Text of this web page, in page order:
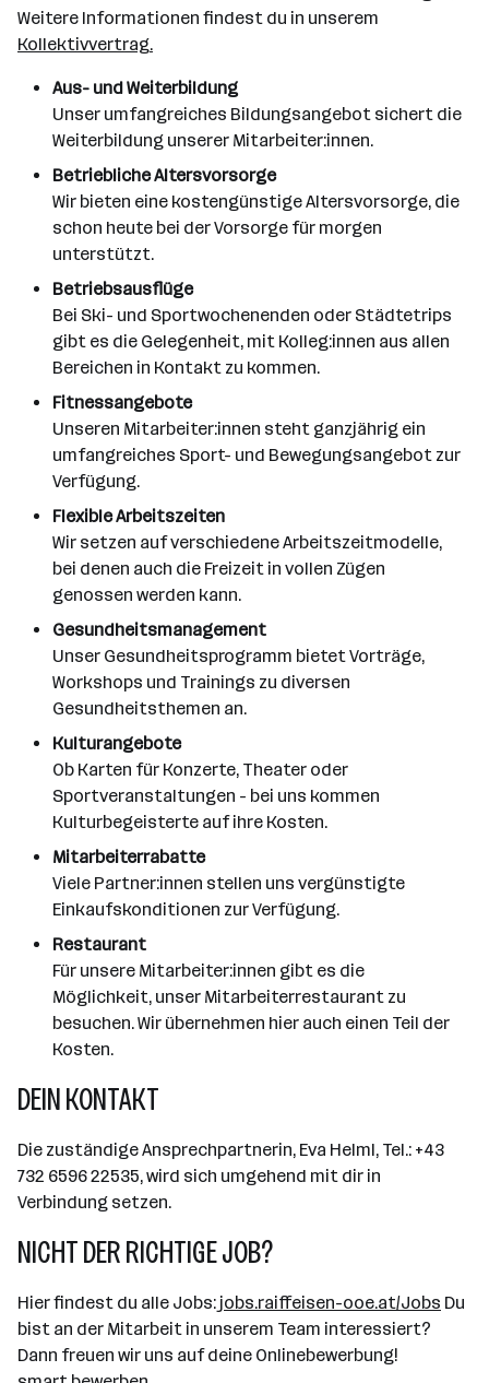
Weitere Informationen findest du in unserem
Kollektivvertrag.
Aus- und Weiterbildung
Unser umfangreiches Bildungsangebot sichert die
Weiterbildung unserer Mitarbeiter:innen.
Betriebliche Altersvorsorge
Wir bieten eine kostengünstige Altersvorsorge, die
schon heute bei der Vorsorge für morgen
unterstützt.
Betriebsausflüge
Bei Ski- und Sportwochenenden oder Städtetrips
gibt es die Gelegenheit, mit Kolleg:innen aus allen
Bereichen in Kontakt zu kommen.
Fitnessangebote
Unseren Mitarbeiter:innen steht ganzjährig ein
umfangreiches Sport- und Bewegungsangebot zur
Verfügung.
Flexible Arbeitszeiten
Wir setzen auf verschiedene Arbeitszeitmodelle,
bei denen auch die Freizeit in vollen Zügen
genossen werden kann.
Gesundheitsmanagement
Unser Gesundheitsprogramm bietet Vorträge,
Workshops und Trainings zu diversen
Gesundheitsthemen an.
Kulturangebote
Ob Karten für Konzerte, Theater oder
Sportveranstaltungen - bei uns kommen
Kulturbegeisterte auf ihre Kosten.
Mitarbeiterrabatte
Viele Partner:innen stellen uns vergünstigte
Einkaufskonditionen zur Verfügung.
Restaurant
Für unsere Mitarbeiter:innen gibt es die
Möglichkeit, unser Mitarbeiterrestaurant zu
besuchen. Wir übernehmen hier auch einen Teil der
Kosten.
DEIN KONTAKT
Die zuständige Ansprechpartnerin, Eva Helml, Tel.: +43
732 6596 22535, wird sich umgehend mit dir in
Verbindung setzen.
NICHT DER RICHTIGE JOB?
Hier findest du alle Jobs: jobs.raiffeisen-ooe.at/Jobs Du
bist an der Mitarbeit in unserem Team interessiert?
Dann freuen wir uns auf deine Onlinebewerbung!